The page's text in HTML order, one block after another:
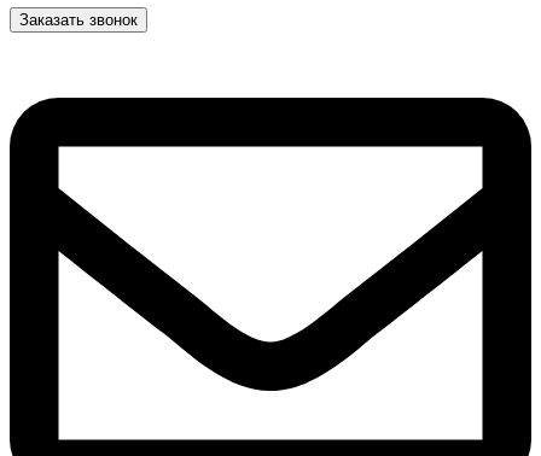
Заказать звонок